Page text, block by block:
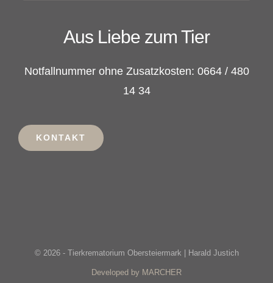
Aus Liebe zum Tier
Notfallnummer ohne Zusatzkosten: 0664 / 480
14 34
KONTAKT
© 2026 - Tierkrematorium Obersteiermark | Harald Justich
Developed by MARCHER